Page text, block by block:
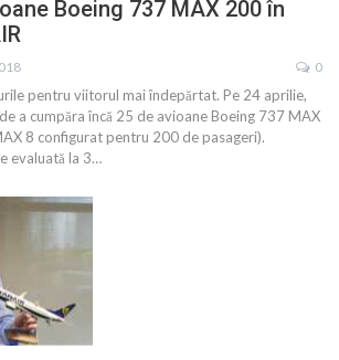
Boeing 737 MAX 200 în
0
pentru viitorul mai îndepărtat. Pe 24 aprilie,
a cumpăra încă 25 de avioane Boeing 737 MAX
8 configurat pentru 200 de pasageri).
evaluată la 3…